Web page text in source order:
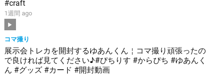
#craft
1週間 ago
コマ撮り
展示会トレカを開封するゆあんくん￤コマ撮り頑張ったの
で良ければ見てください♪#ぴちりす #からぴち #ゆあんく
ん #グッズ #カード #開封動画